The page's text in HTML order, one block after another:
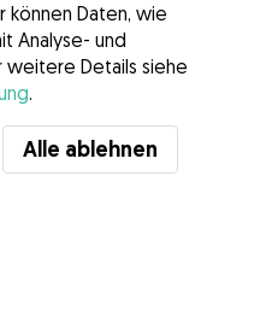
Gudog? Mehr sehen
können Daten, wie
Analyse- und
weitere Details siehe
.
Alle ablehnen